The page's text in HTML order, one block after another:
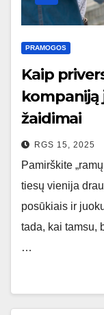
PRAMOGOS
Kaip
kompaniją
žaidimai
RGS 15, 2025
Pamirškite
tiesų vienija
posūkiais ir
tada, kai tamsu,
…